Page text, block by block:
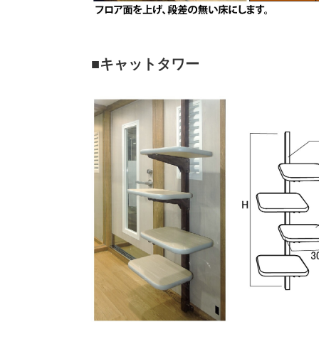
■キャットタワー